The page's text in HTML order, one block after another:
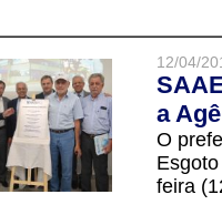
12/04/
a
O
feira